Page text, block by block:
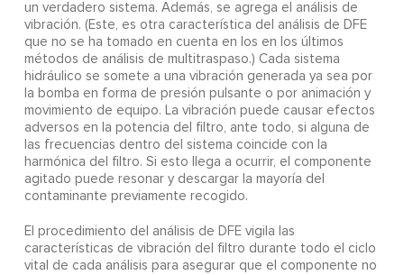
un verdadero sistema. Además, se agrega el análisis de
vibración. (Este, es otra característica del análisis de DFE
que no se ha tomado en cuenta en los en los últimos
métodos de análisis de multitraspaso.) Cada sistema
hidráulico se somete a una vibración generada ya sea por
la bomba en forma de presión pulsante o por animación y
movimiento de equipo. La vibración puede causar efectos
adversos en la potencia del filtro, ante todo, si alguna de
las frecuencias dentro del sistema coincide con la
harmónica del filtro. Si esto llega a ocurrir, el componente
agitado puede resonar y descargar la mayoría del
contaminante previamente recogido.
El procedimiento del análisis de DFE vigila las
características de vibración del filtro durante todo el ciclo
vital de cada análisis para asegurar que el componente no